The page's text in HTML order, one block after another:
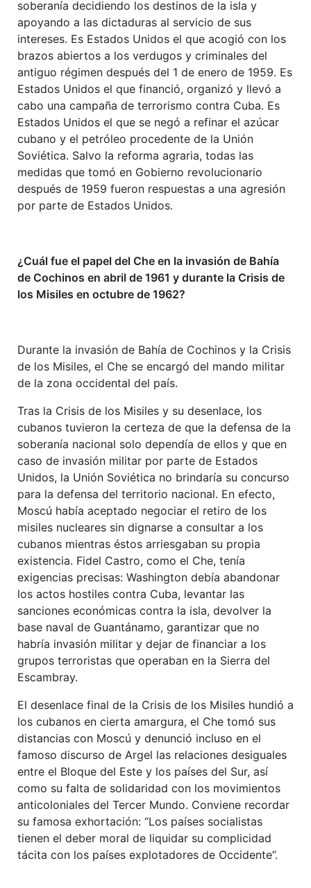
soberanía decidiendo los destinos de la isla y
apoyando a las dictaduras al servicio de sus
intereses. Es Estados Unidos el que acogió con los
brazos abiertos a los verdugos y criminales del
antiguo régimen después del 1 de enero de 1959. Es
Estados Unidos el que financió, organizó y llevó a
cabo una campaña de terrorismo contra Cuba. Es
Estados Unidos el que se negó a refinar el azúcar
cubano y el petróleo procedente de la Unión
Soviética. Salvo la reforma agraria, todas las
medidas que tomó en Gobierno revolucionario
después de 1959 fueron respuestas a una agresión
por parte de Estados Unidos.
¿Cuál fue el papel del Che en la invasión de Bahía
de Cochinos en abril de 1961 y durante la Crisis de
los Misiles en octubre de 1962?
Durante la invasión de Bahía de Cochinos y la Crisis
de los Misiles, el Che se encargó del mando militar
de la zona occidental del país.
Tras la Crisis de los Misiles y su desenlace, los
cubanos tuvieron la certeza de que la defensa de la
soberanía nacional solo dependía de ellos y que en
caso de invasión militar por parte de Estados
Unidos, la Unión Soviética no brindaría su concurso
para la defensa del territorio nacional. En efecto,
Moscú había aceptado negociar el retiro de los
misiles nucleares sin dignarse a consultar a los
cubanos mientras éstos arriesgaban su propia
existencia. Fidel Castro, como el Che, tenía
exigencias precisas: Washington debía abandonar
los actos hostiles contra Cuba, levantar las
sanciones económicas contra la isla, devolver la
base naval de Guantánamo, garantizar que no
habría invasión militar y dejar de financiar a los
grupos terroristas que operaban en la Sierra del
Escambray.
El desenlace final de la Crisis de los Misiles hundió a
los cubanos en cierta amargura, el Che tomó sus
distancias con Moscú y denunció incluso en el
famoso discurso de Argel las relaciones desiguales
entre el Bloque del Este y los países del Sur, así
como su falta de solidaridad con los movimientos
anticoloniales del Tercer Mundo. Conviene recordar
su famosa exhortación: “Los países socialistas
tienen el deber moral de liquidar su complicidad
tácita con los países explotadores de Occidente”.